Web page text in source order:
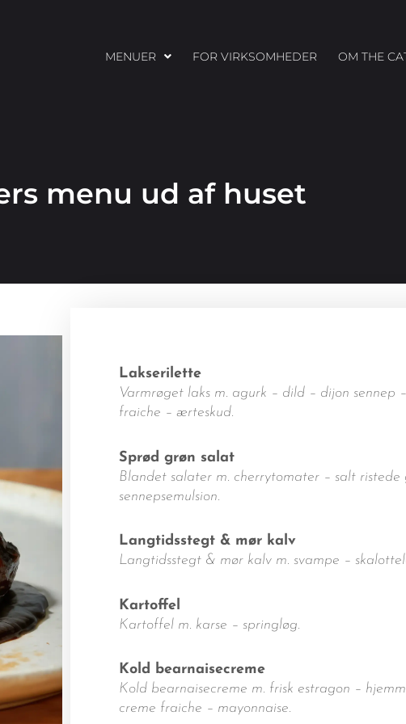
MENUER FOR VIRKSOMHEDER OM THE
menu ud af huset
Lakserilette
Varmrøget laks m. agurk – dild – dijon sennep
fraiche – ærteskud.
Sprød grøn salat
Blandet salater m. cherrytomater – salt ristede
sennepsemulsion.
Langtidsstegt & mør kalv
Langtidsstegt & mør kalv m. svampe –
Kartoffel
Kartoffel m. karse – springløg.
Kold bearnaisecreme
Kold bearnaisecreme m. frisk estragon –
creme fraiche – mayonnaise.